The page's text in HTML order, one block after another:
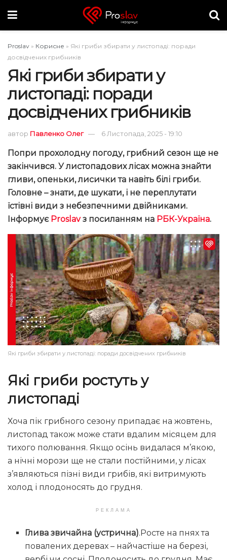
Proslav » Корисне » Які гриби збирати у листопаді: поради
досвідчених грибників
Які гриби збирати у
листопаді: поради
досвідчених грибників
автор Павленко Олег 6 Листопада, 2025 - 19:10
Попри прохолодну погоду, грибний сезон ще не
закінчився. У листопадових лісах можна знайти
гливи, опеньки, лисички та навіть білі гриби.
Головне – знати, де шукати, і не переплутати
їстівні види з небезпечними двійниками.
Інформує Proslavз посиланням на РБК-Україна.
Які гриби збирати у листопаді: поради досвідчених грибників
Які гриби ростуть у
листопаді
Хоча пік грибного сезону припадає на жовтень,
листопад також може стати вдалим місяцем для
тихого полювання. Якщо осінь видалася м’якою,
а нічні морози ще не стали постійними, у лісах
з’являються пізні види грибів, які витримують
холод і плодоносять до грудня.
РЕКЛАМА
Глива звичайна (устрична).Росте на пнях та
повалених деревах – найчастіше на березі,